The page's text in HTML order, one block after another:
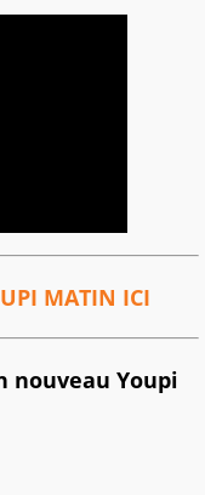
MATIN ICI
nouveau Youpi